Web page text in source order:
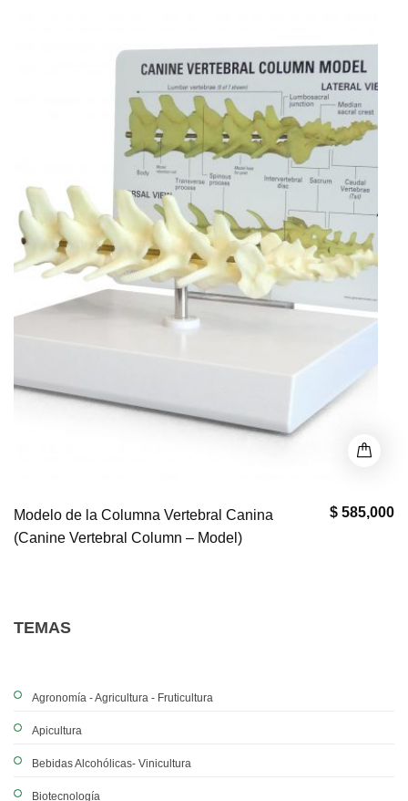
TEMAS
Agronomía - Agricultura - Fruticultura
Apicultura
Bebidas Alcohólicas- Vinicultura
Biotecnología
$ 585,000
Modelo de la Columna Vertebral Canina
(Canine Vertebral Column – Model)